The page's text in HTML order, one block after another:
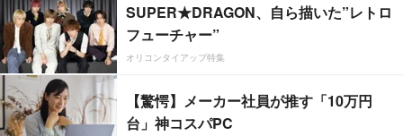
SUPER★DRAGON、自ら描いた”レトロ
フューチャー”
オリコンタイアップ特集
【驚愕】メーカー社員が推す「10万円
台」神コスパPC